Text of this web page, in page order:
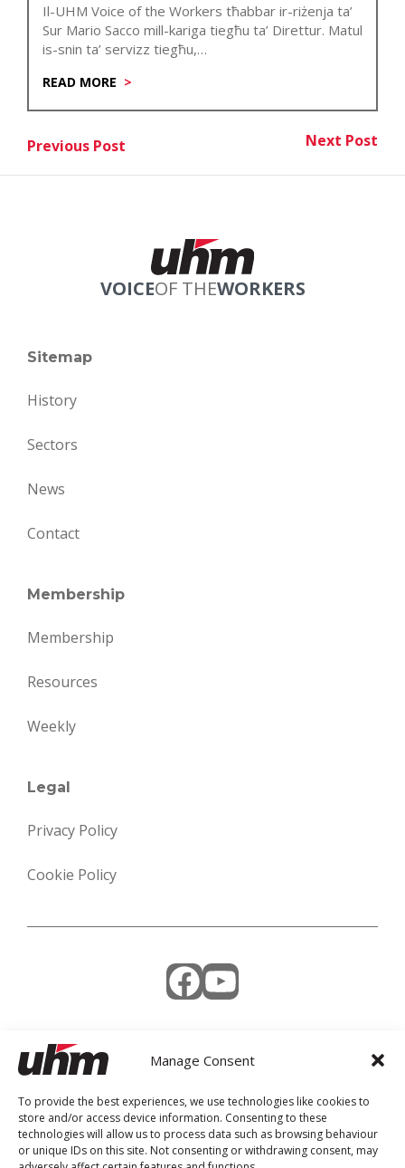
Manage Consent
To provide the best experiences, we use technologies like cookies to
store and/or access device information. Consenting to these
technologies will allow us to process data such as browsing behaviour
or unique IDs on this site. Not consenting or withdrawing consent, may
Il-UHM Voice of the Workers tħabbar ir-riżenja ta’
Sur Mario Sacco mill-kariga tiegħu ta’ Direttur. Matul
is-snin ta’ servizz tiegħu,…
READ MORE
Post
navigation
Previous Post
Previous Post Next Post
VOICEOF THEWORKERS
Sitemap
History
Sectors
News
Contact
Membership
Membership
Resources
Weekly
Legal
Privacy Policy
Cookie Policy
Facebook
YouTube
Weekly Newsletter